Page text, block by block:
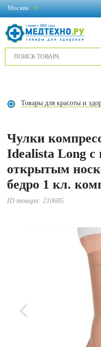
Москва
Товары для красоты и
Чулки
Idealista Long с
открытым
бедро 1 кл.
ID товара:210685